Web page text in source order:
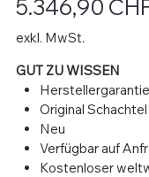
5.346,90
exkl. MwSt.
GUT ZU WISSEN
Original
Neu
Verfügbar auf
Kostenloser